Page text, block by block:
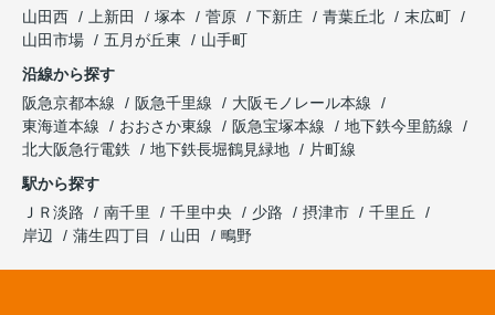
山田西 上新田 塚本 菅原 下新庄 青葉丘北
末広町
山田市場
五月が丘東
山手町
沿線から探す
阪急京都本線
阪急千里線
大阪モノレール本線
東海道本線
おおさか東線 阪急宝塚本線
地下鉄今里筋線
北大阪急行電鉄
地下鉄長堀鶴見緑地
片町線
駅から探す
ＪＲ淡路
南千里 千里中央 少路 摂津市
千里丘
岸辺
蒲生四丁目 山田 鴫野